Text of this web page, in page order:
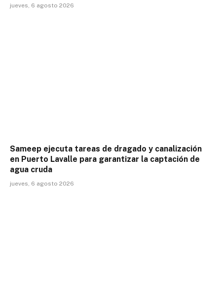
jueves, 6 agosto 2026
Sameep ejecuta tareas de dragado y canalización
en Puerto Lavalle para garantizar la captación de
agua cruda
jueves, 6 agosto 2026